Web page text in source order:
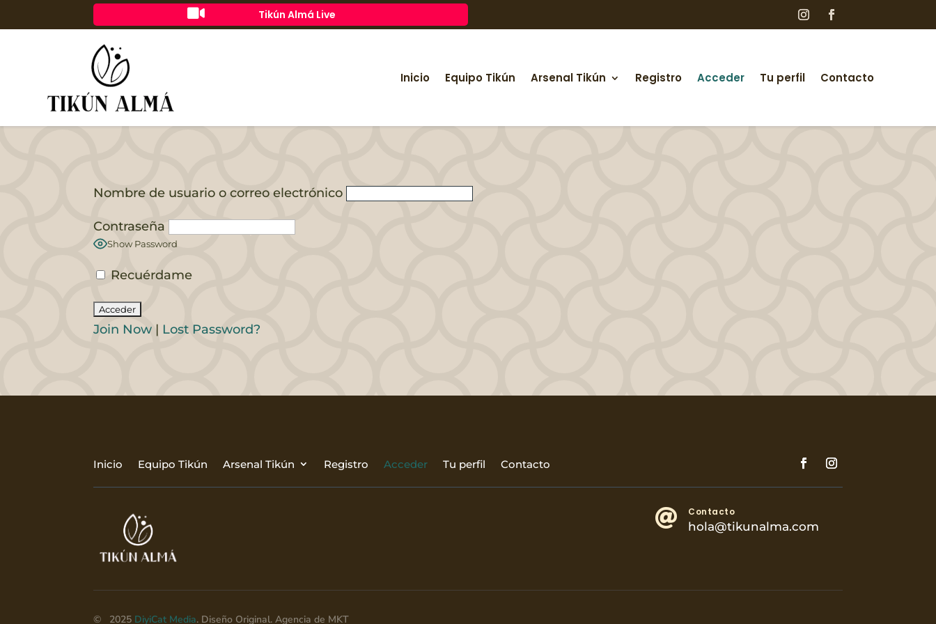
 Tikún Almá Live
Inicio Equipo Tikún Arsenal Tikún Registro Acceder Tu perfil Contacto
Nombre de usuario o correo electrónico
Contraseña
Show Password
Recuérdame
Join Now | Lost Password?
Inicio Equipo Tikún Arsenal Tikún Registro Acceder Tu perfil Contacto
 Contacto
hola@tikunalma.com
© 2025 DiyiCat Media. Diseño Original. Agencia de MKT